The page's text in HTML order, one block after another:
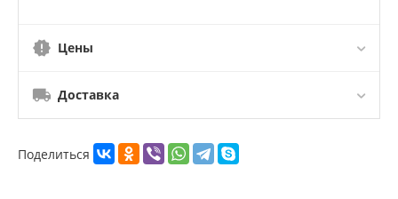
Цены
Доставка
Поделиться